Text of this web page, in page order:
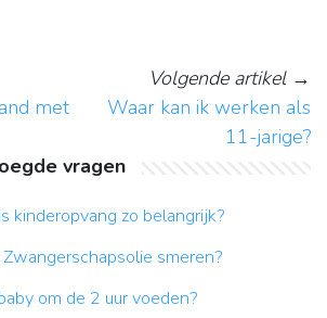
met
Volgende artikel→
Waar kan ik werken als
11-jarige?
vragen
kinderopvang zo belangrijk?
Zwangerschapsolie smeren?
om de 2 uur voeden?